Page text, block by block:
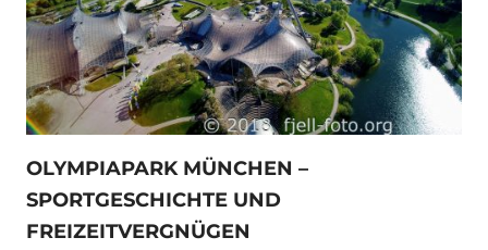
OLYMPIAPARK MÜNCHEN –
SPORTGESCHICHTE UND
FREIZEITVERGNÜGEN